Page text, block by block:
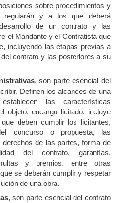
sobre procedimientos y
regularán y a los que deberá
de un contrato y las
el Mandante y el Contratista que
incluyendo las etapas previas a
contrato y las posteriores a su
, son parte esencial del
Definen los alcances de una
las características
objeto, encargo licitado, incluye
deben cumplir los licitantes,
concurso o propuesta, las
derechos de las partes, forma de
del contrato, garantías,
y premios, entre otras
se deberán cumplir y respetar
de una obra.
, son parte esencial del contrato